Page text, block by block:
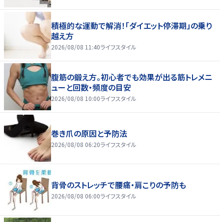
積極的な運動で解消！「ダイエット停滞期」の乗り
越え方
2026/08/08 11:40ライフスタイル
腹筋の鍛え方。初心者でも効果が出る筋トレメニ
ューと回数・頻度の目安
2026/08/08 10:00ライフスタイル
巻き爪の原因と予防法
2026/08/08 06:20ライフスタイル
背骨のストレッチで腰痛・肩こりの予防も
2026/08/08 06:00ライフスタイル